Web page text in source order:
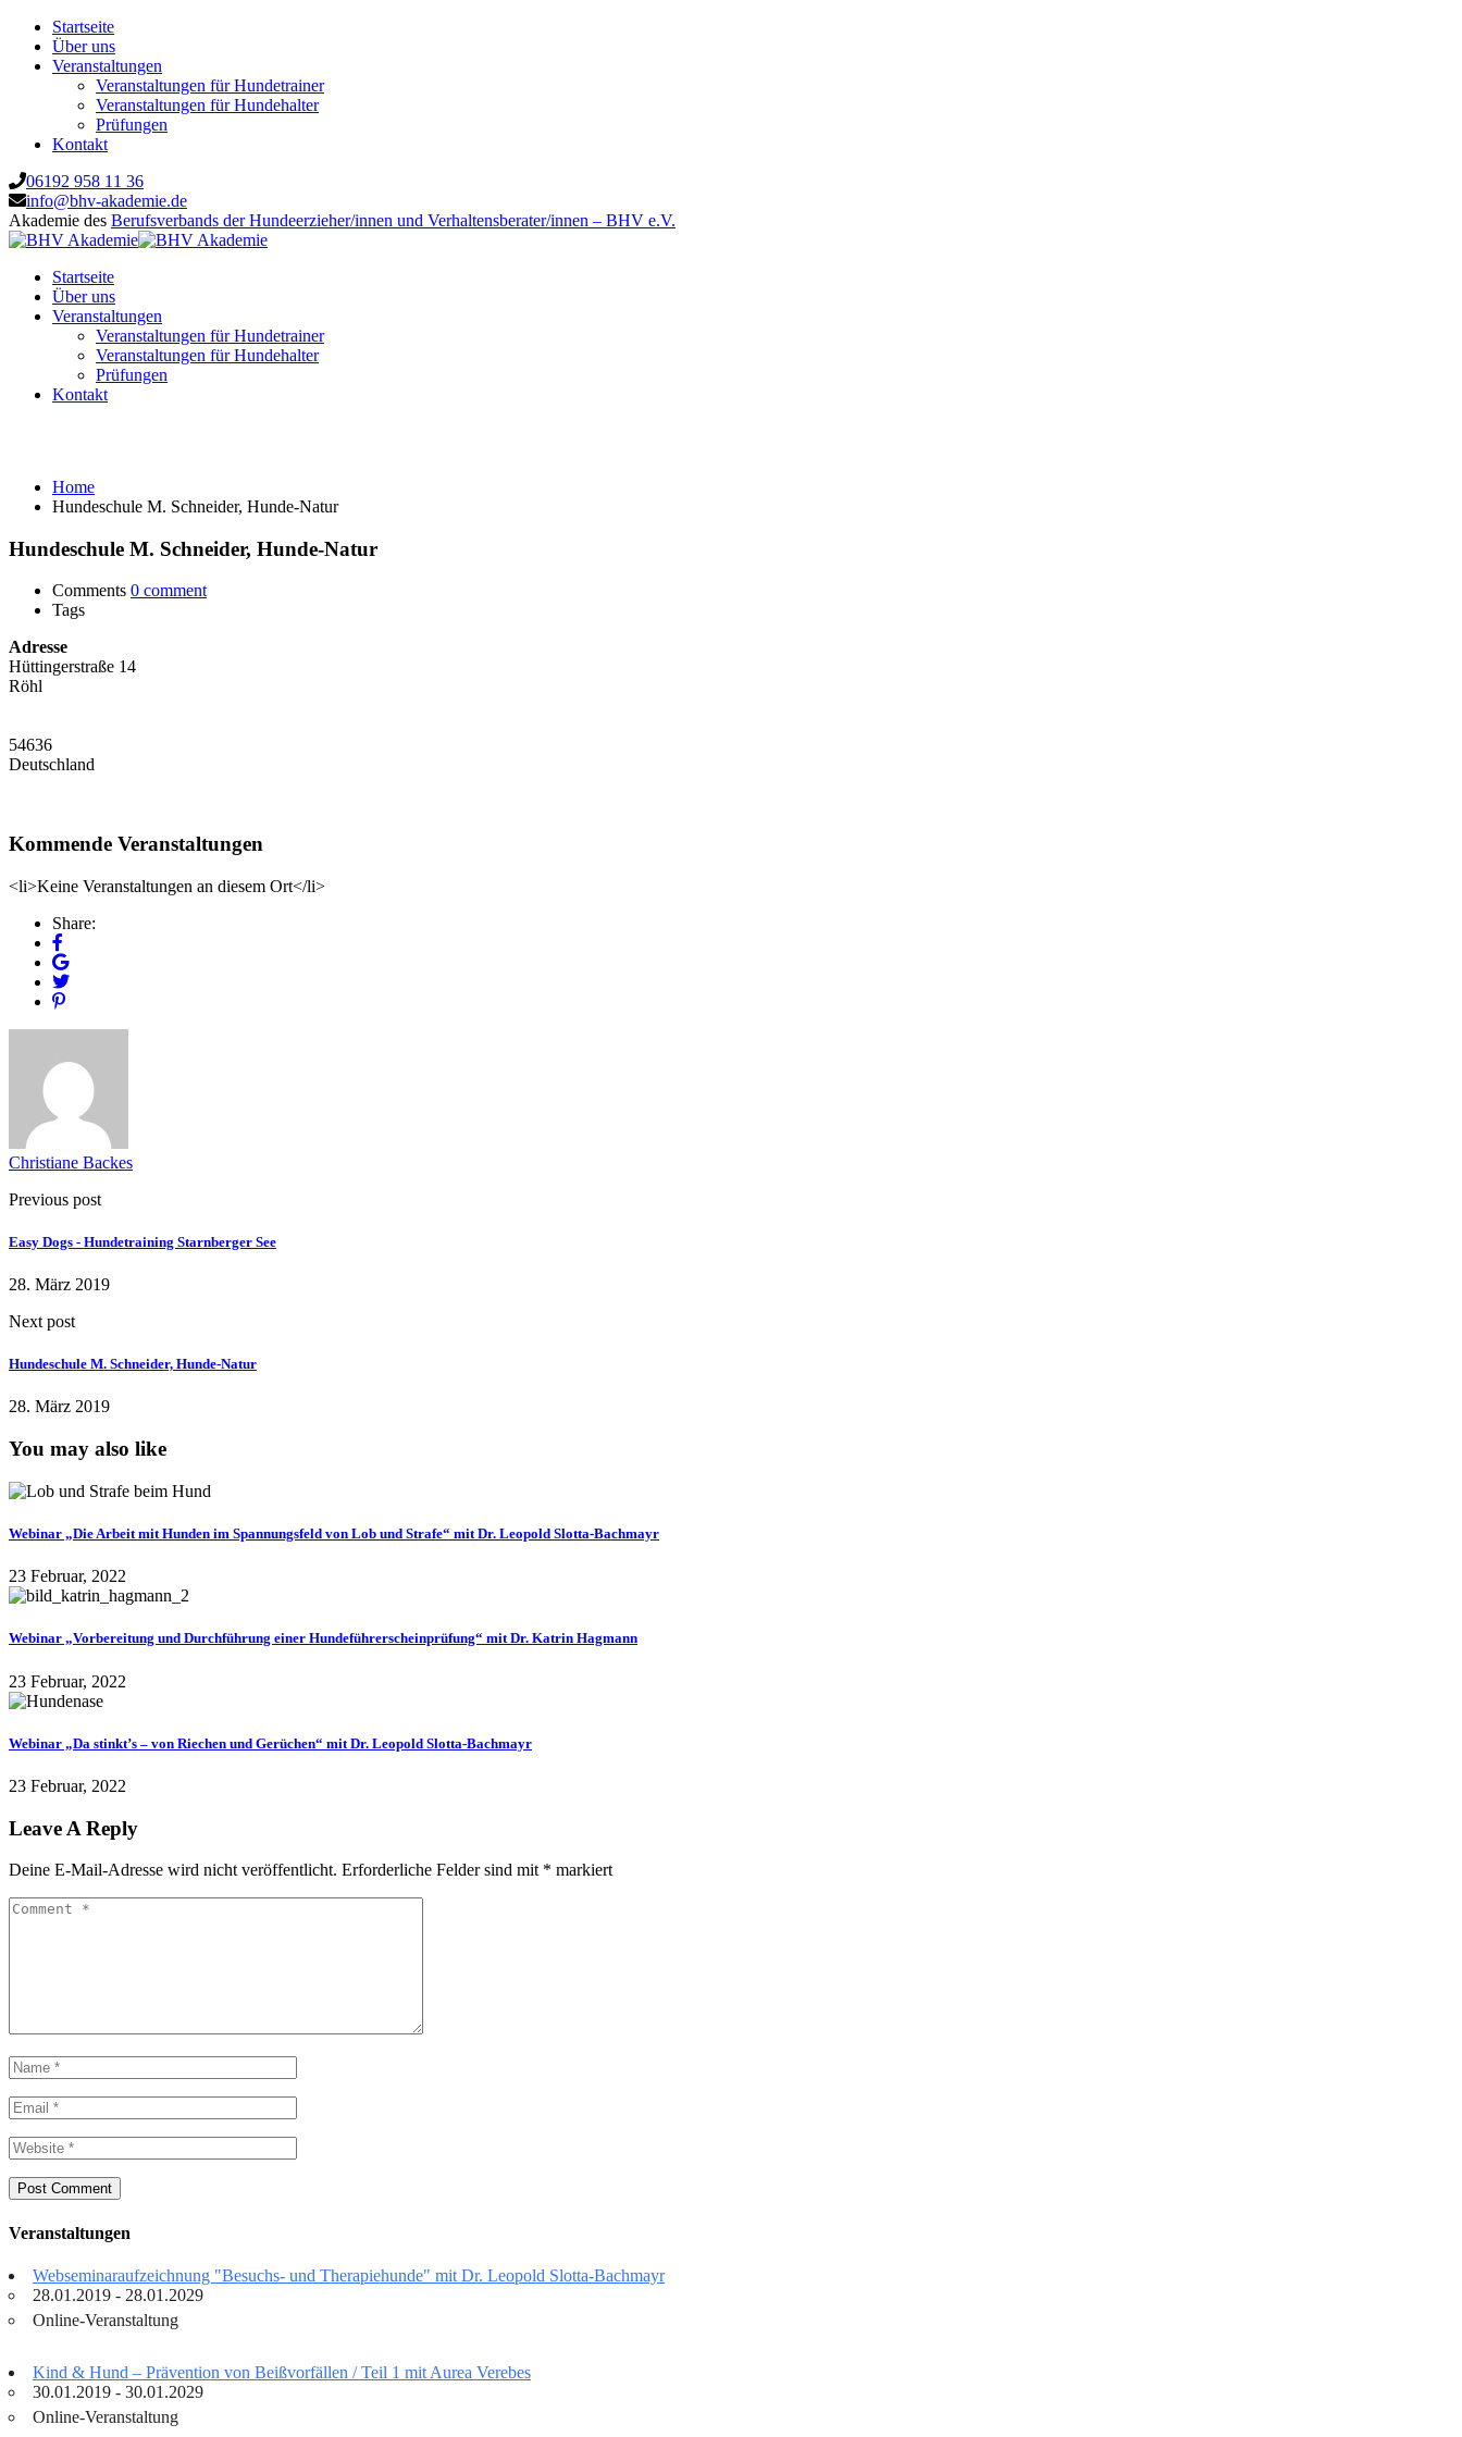
Startseite
Über uns
Veranstaltungen
Veranstaltungen für Hundetrainer
Veranstaltungen für Hundehalter
Prüfungen
Kontakt
06192 958 11 36
info@bhv-akademie.de
Akademie des Berufsverbands der Hundeerzieher/innen und Verhaltensberater/innen – BHV e.V.
Startseite
Über uns
Veranstaltungen
Veranstaltungen für Hundetrainer
Veranstaltungen für Hundehalter
Prüfungen
Kontakt
Home
Hundeschule M. Schneider, Hunde-Natur
Hundeschule M. Schneider, Hunde-Natur
Comments 0 comment
Tags
Adresse
Hüttingerstraße 14
Röhl
54636
Deutschland
Kommende Veranstaltungen
<li>Keine Veranstaltungen an diesem Ort</li>
Share:
Christiane Backes
Previous post
Easy Dogs - Hundetraining Starnberger See
28. März 2019
Next post
Hundeschule M. Schneider, Hunde-Natur
28. März 2019
You may also like
Webinar „Die Arbeit mit Hunden im Spannungsfeld von Lob und Strafe“ mit Dr. Leopold Slotta-Bachmayr
23 Februar, 2022
Webinar „Vorbereitung und Durchführung einer Hundeführerscheinprüfung“ mit Dr. Katrin Hagmann
23 Februar, 2022
Webinar „Da stinkt’s – von Riechen und Gerüchen“ mit Dr. Leopold Slotta-Bachmayr
23 Februar, 2022
Leave A Reply
Deine E-Mail-Adresse wird nicht veröffentlicht. Erforderliche Felder sind mit * markiert
Veranstaltungen
Webseminaraufzeichnung "Besuchs- und Therapiehunde" mit Dr. Leopold Slotta-Bachmayr
28.01.2019 - 28.01.2029
Online-Veranstaltung
Kind & Hund – Prävention von Beißvorfällen / Teil 1 mit Aurea Verebes
30.01.2019 - 30.01.2029
Online-Veranstaltung